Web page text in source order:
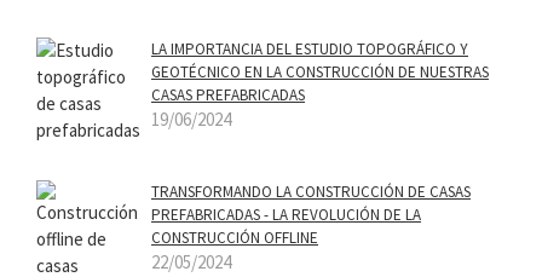
LA IMPORTANCIA DEL ESTUDIO TOPOGRÁFICO Y
GEOTÉCNICO EN LA CONSTRUCCIÓN DE NUESTRAS
CASAS PREFABRICADAS
19/06/2024
TRANSFORMANDO LA CONSTRUCCIÓN DE CASAS
PREFABRICADAS - LA REVOLUCIÓN DE LA
CONSTRUCCIÓN OFFLINE
22/05/2024